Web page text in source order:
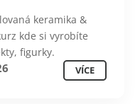
keramika &
kde si vyrobíte
figurky.
VÍCE